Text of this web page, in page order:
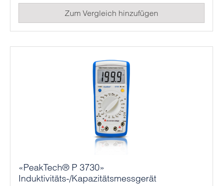
Zum Vergleich hinzufügen
«PeakTech® P 3730»
Induktivitäts-/Kapazitätsmessgerät